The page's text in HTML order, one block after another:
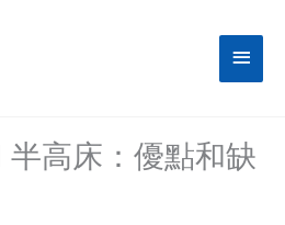
Main
Menu
半高床：優點和缺